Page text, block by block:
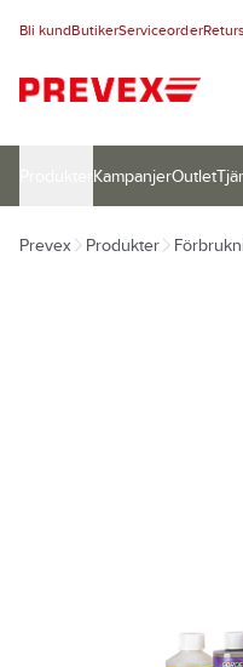
Bli kundButikerServiceorder
KampanjerOutlet
Prevex Produkter